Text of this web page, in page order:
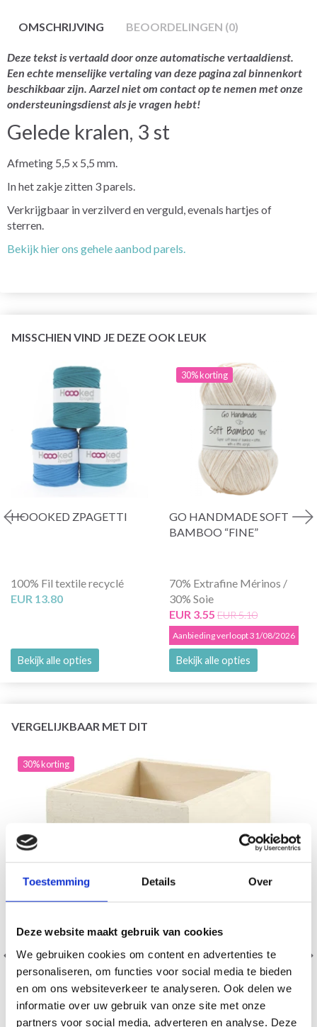
Toestemming Details Over
Deze website maakt gebruik van cookies
We gebruiken cookies om content en advertenties te
personaliseren, om functies voor social media te bieden
en om ons websiteverkeer te analyseren. Ook delen we
informatie over uw gebruik van onze site met onze
partners voor social media, adverteren en analyse. Deze
OMSCHRIJVING BEOORDELINGEN (0)
Deze tekst is vertaald door onze automatische vertaaldienst.
Een echte menselijke vertaling van deze pagina zal binnenkort
beschikbaar zijn. Aarzel niet om contact op te nemen met onze
ondersteuningsdienst als je vragen hebt!
Gelede kralen, 3 st
Afmeting 5,5 x 5,5 mm.
In het zakje zitten 3 parels.
Verkrijgbaar in verzilverd en verguld, evenals hartjes of
sterren.
Bekijk hier ons gehele aanbod parels.
MISSCHIEN VIND JE DEZE OOK LEUK
HOOOKED ZPAGETTI
100% Fil textile recyclé
EUR 13.80
Bekijk alle opties
30% korting
GO HANDMADE SOFT
BAMBOO “FINE”
70% Extrafine Mérinos /
30% Soie
EUR 3.55 EUR 5.10
Aanbieding verloopt 31/08/2026
Bekijk alle opties
VERGELIJKBAAR MET DIT
30% korting